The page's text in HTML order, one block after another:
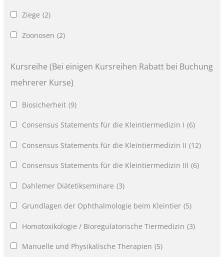
Ziege (2)
Zoonosen (2)
Kursreihe (Bei einigen Kursreihen Rabatt bei Buchung
mehrerer Kurse)
Biosicherheit (9)
Consensus Statements für die Kleintiermedizin I (6)
Consensus Statements für die Kleintiermedizin II (12)
Consensus Statements für die Kleintiermedizin III (6)
Dahlemer Diätetikseminare (3)
Grundlagen der Ophthalmologie beim Kleintier (5)
Homotoxikologie / Bioregulatorische Tiermedizin (3)
Manuelle und Physikalische Therapien (5)